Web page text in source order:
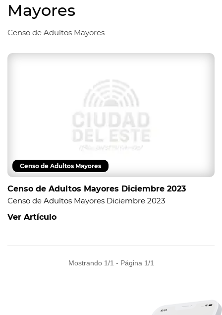
Mayores
Censo de Adultos Mayores
Censo de Adultos Mayores
Censo de Adultos Mayores Diciembre 2023
Censo de Adultos Mayores Diciembre 2023
Ver Artículo
Mostrando 1/1 - Página 1/1